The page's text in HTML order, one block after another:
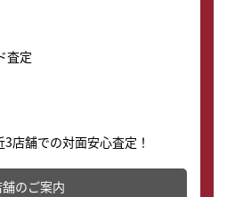
査定
店舗での対面安心査定！
。渋谷本店では、時計販売の
取りに出してお得に新しい時計
舗のご案内